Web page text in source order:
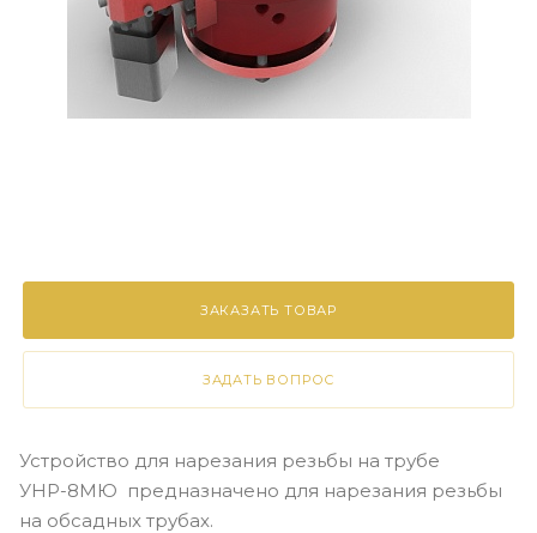
ЗАКАЗАТЬ ТОВАР
ЗАДАТЬ ВОПРОС
Устройство для нарезания резьбы на трубе
УНР-8МЮ предназначено для нарезания резьбы
на обсадных трубах.